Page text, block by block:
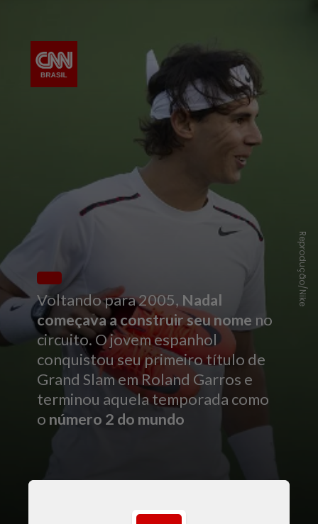
Voltando para 2005, Nadal
começava a construir seu nome no
circuito. O jovem espanhol
conquistou seu primeiro título de
Grand Slam em Roland Garros e
terminou aquela temporada como
o número 2 do mundo
Reprodução/Nike